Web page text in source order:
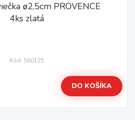
ø2,5cm PROVENCE
4ks zlatá
Kód: 560125
DO KOŠÍKA